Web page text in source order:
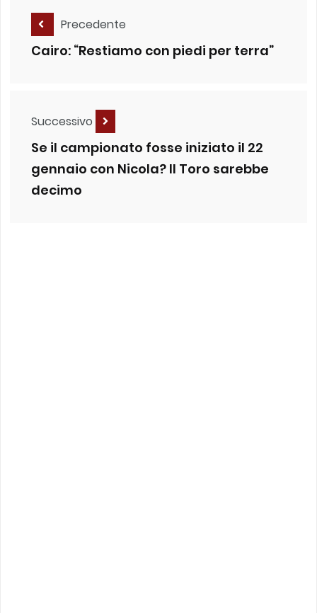
Precedente
Cairo: “Restiamo con piedi per terra”
Successivo
Se il campionato fosse iniziato il 22
gennaio con Nicola? Il Toro sarebbe
decimo